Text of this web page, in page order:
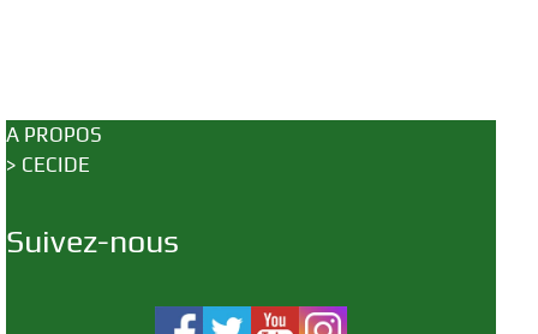
A PROPOS
> CECIDE
Suivez-nous